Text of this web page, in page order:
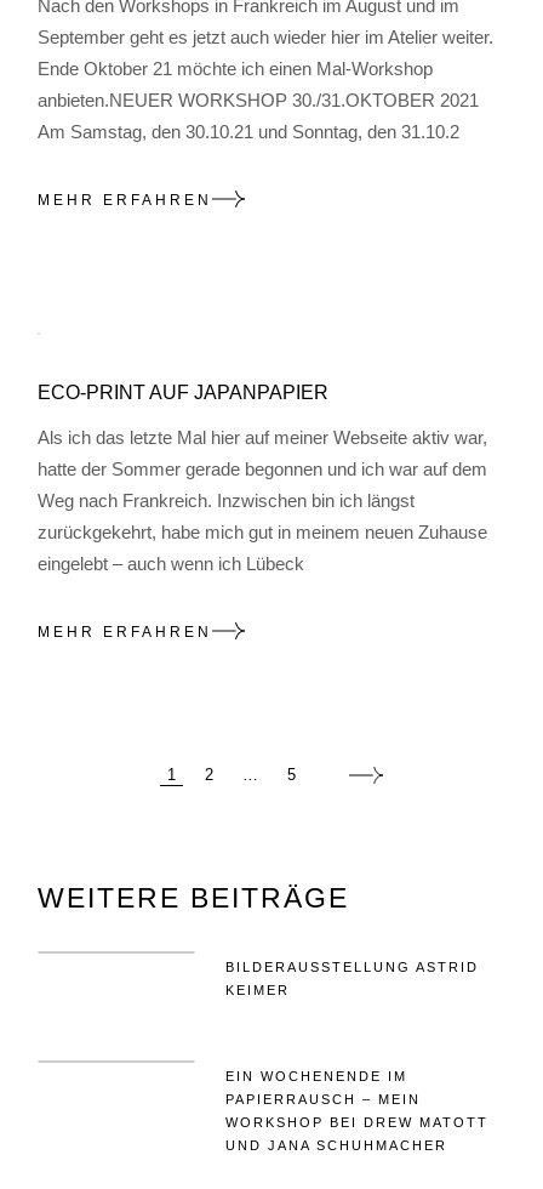
Nach den Workshops in Frankreich im August und im
September geht es jetzt auch wieder hier im Atelier weiter.
Ende Oktober 21 möchte ich einen Mal-Workshop
anbieten.NEUER WORKSHOP 30./31.OKTOBER 2021
Am Samstag, den 30.10.21 und Sonntag, den 31.10.2
MEHR ERFAHREN
ECO-PRINT AUF JAPANPAPIER
Als ich das letzte Mal hier auf meiner Webseite aktiv war,
hatte der Sommer gerade begonnen und ich war auf dem
Weg nach Frankreich. Inzwischen bin ich längst
zurückgekehrt, habe mich gut in meinem neuen Zuhause
eingelebt – auch wenn ich Lübeck
MEHR ERFAHREN
BEITRÄGE
1 2 … 5
WEITERE BEITRÄGE
BILDERAUSSTELLUNG ASTRID
KEIMER
EIN WOCHENENDE IM
PAPIERRAUSCH – MEIN
WORKSHOP BEI DREW MATOTT
UND JANA SCHUHMACHER